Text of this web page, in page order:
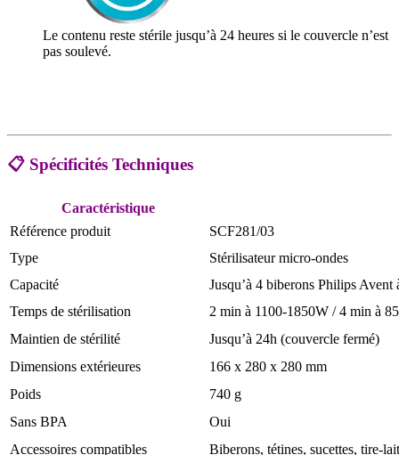
Le contenu reste stérile jusqu’à 24 heures si le couvercle n’est
pas soulevé.
📋 Spécificités Techniques
Caractéristique
Référence produit
SCF281/03
Type
Stérilisateur micro-ondes
Capacité
Jusqu’à 4 biberons Philips Avent
Temps de stérilisation
2 min à 1100-1850W / 4 min à
Maintien de stérilité
Jusqu’à 24h (couvercle fermé)
Dimensions extérieures
166 x 280 x 280 mm
Poids
740 g
Sans BPA
Oui
Accessoires compatibles
Biberons, tétines, sucettes, tire-